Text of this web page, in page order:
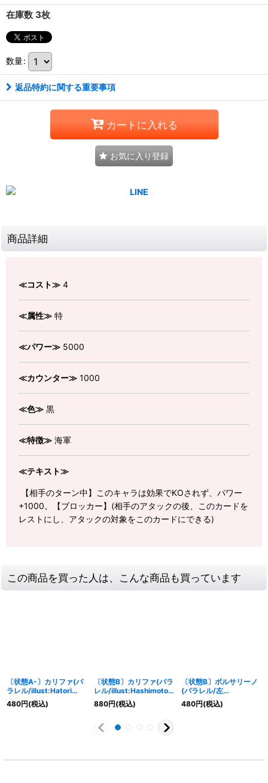
在庫数 3枚
数量:
返品特約に関する重要事項
カートに入れる
お気に入り登録
商品詳細
≪コスト≫ 4
≪属性≫ 特
≪パワー≫ 5000
≪カウンター≫ 1000
≪色≫ 黒
≪特徴≫ 海軍
≪テキスト≫
【相手のターン中】このキャラは効果でKOされず、パワー
+1000。【ブロッカー】(相手のアタックの後、このカードを
レストにし、アタックの対象をこのカードにできる)
この商品を買った人は、こんな商品も買っています
〔状態A-〕カリファ(パ
ラレル/illust:Hatori
Kyoka)【R/P】{EB01-
031}
480円(税込)
〔状態B〕カリファ(パラ
レル/illust:Hashimoto
Q)【R/P】{OP03-081}
880円(税込)
〔状態B〕ボルサリーノ
(パラレル/左
指/illust:Anderson)
【SR/P】{OP02-114}
480円(税込)